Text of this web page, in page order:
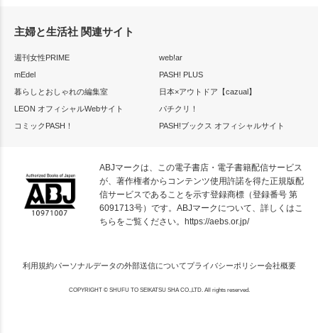
主婦と生活社 関連サイト
週刊女性PRIME
web!ar
mEdel
PASH! PLUS
暮らしとおしゃれの編集室
日本×アウトドア【cazual】
LEON オフィシャルWebサイト
パチクリ！
コミックPASH！
PASH!ブックス オフィシャルサイト
ABJマークは、この電子書店・電子書籍配信サービス
が、著作権者からコンテンツ使用許諾を得た正規版配
信サービスであることを示す登録商標（登録番号 第
6091713号）です。ABJマークについて、詳しくはこ
ちらをご覧ください。
https://aebs.or.jp/
利用規約パーソナルデータの外部送信についてプライバシーポリシー会社概要
COPYRIGHT © SHUFU TO SEIKATSU SHA CO.,LTD. All rights reserved.